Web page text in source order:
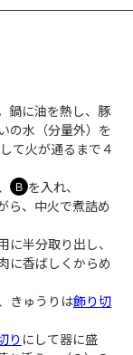
鍋に油を熱し、豚
の水（分量外）を
て火が通るまで４
Ｂ を入れ、
ら、中火で煮詰め
半分取り出し、
に香ばしくからめ
きゅうりは飾り切
り にして器に盛